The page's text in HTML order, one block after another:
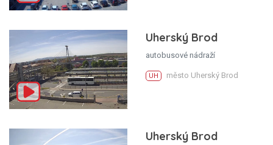
Uherský Brod
autobusové nádraží
UH město Uherský Brod
Uherský Brod